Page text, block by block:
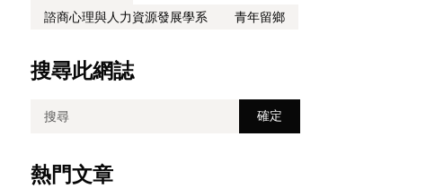
諮商心理與人力資源發展學系
青年留鄉
搜尋此網誌
熱門文章